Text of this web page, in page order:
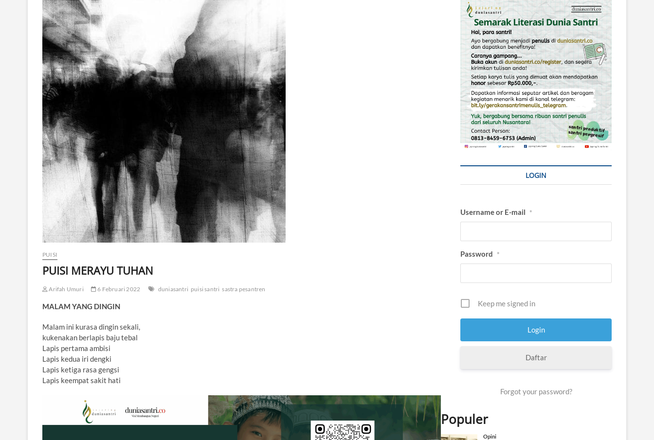
PUISI
PUISI MERAYU TUHAN
Arifah Umuri 6 Februari 2022 duniasantri puisi santri sastra pesantren
MALAM YANG DINGIN
Malam ini kurasa dingin sekali,
kukenakan berlapis baju tebal
Lapis pertama ambisi
Lapis kedua iri dengki
Lapis ketiga rasa gengsi
Lapis keempat sakit hati
LOGIN
Username or E-mail *
Password *
Keep me signed in
Daftar
Forgot your password?
Populer